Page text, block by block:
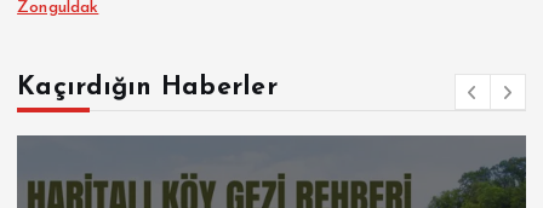
Zonguldak
Kaçırdığın Haberler